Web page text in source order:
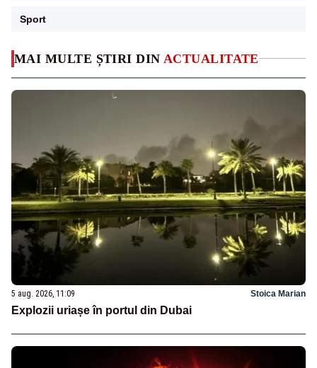
MAI MULTE ȘTIRI DIN ACTUALITATE
5 aug. 2026, 11:09 Stoica Marian
Explozii uriașe în portul din Dubai
Sport